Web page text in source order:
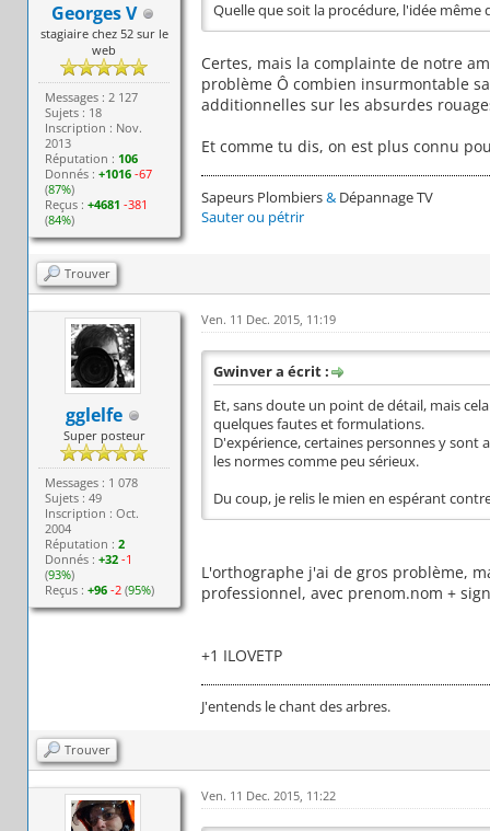
Georges V
stagiaire chez 52 sur le
web
Messages : 2 127
Sujets : 18
Inscription : Nov.
2013
Réputation : 106
Donnés :+1016 -67
(87%)
Reçus :+4681 -381
(84%)
Quelle que soit la procédure, l'idée
Certes, mais la complainte de notre
problème Ô combien insurmontable
additionnelles sur les absurdes
Et comme tu dis, on est plus connu
Sapeurs Plombiers&Dépannage TV
Sauter ou pétrir
Trouver
gglelfe
Super posteur
Messages : 1 078
Sujets : 49
Inscription : Oct.
2004
Réputation :2
Donnés :+32 -1
(93%)
Reçus :+96 -2 (95%)
Ven. 11 Dec. 2015, 11:19
Gwinver a écrit :
Et, sans doute un point de détail, mais
quelques fautes et formulations.
D'expérience, certaines personnes y sont
les normes comme peu sérieux.
Du coup, je relis le mien en espérant
L'orthographe j'ai de gros problème,
professionnel, avec prenom.nom +
+1 ILOVETP
J'entends le chant des arbres.
Trouver
Ven. 11 Dec. 2015, 11:22